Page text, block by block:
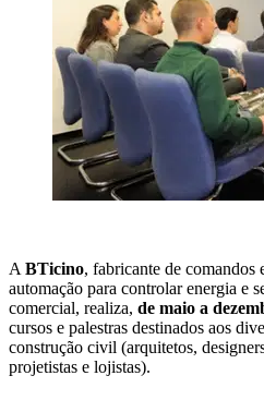
A BTicino, fabricante de comandos
automação para controlar energia e
comercial, realiza, de maio a
cursos e palestras destinados aos
construção civil (arquitetos,
projetistas e lojistas).